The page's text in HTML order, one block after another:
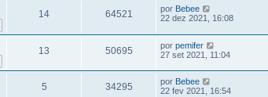
14 64521 por Bebee
22 dez 2021, 16:08
13 50695 por pemifer
27 set 2021, 11:04
5 34295 por Bebee
22 fev 2021, 16:54